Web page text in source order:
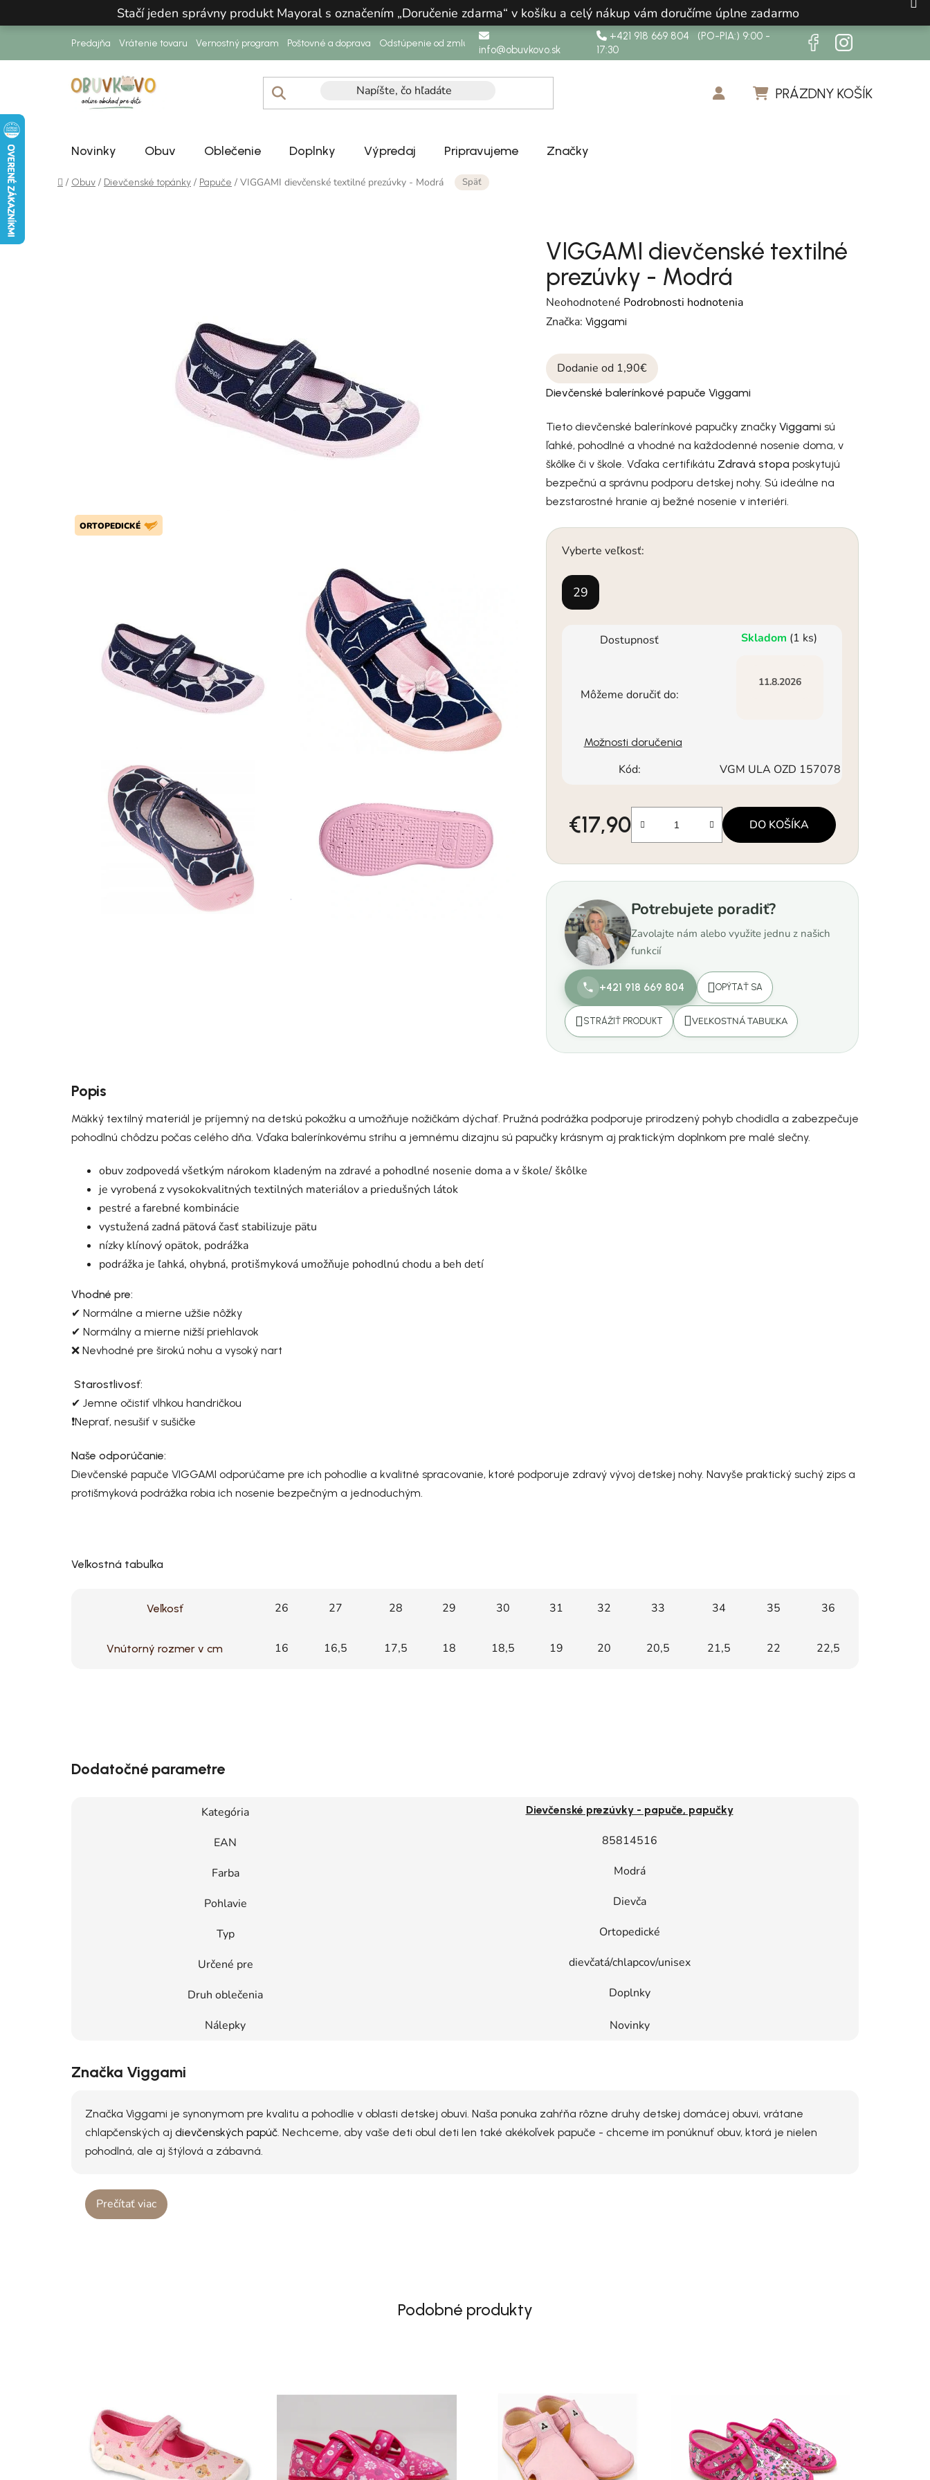
Stačí jeden správny produkt Mayoral s označením „Doručenie zdarma“ v košíku a celý nákup vám doručíme úplne zadarmo
Predajňa Vrátenie tovaru Vernostný program Poštovné a doprava Odstúpenie od zmluvy info@obuvkovo.sk
+421 918 669 804 (PO-PIA:) 9:00 -
17:30
PRÁZDNY KOŠÍK
Novinky Obuv Oblečenie Doplnky Výpredaj Pripravujeme Značky
Domov
/ Obuv / Dievčenské topánky / Papuče / VIGGAMI dievčenské textilné prezúvky - Modrá Späť
VIGGAMI dievčenské textilné
prezúvky - Modrá
Priemerné hodnotenie produktu je 0,0 z 5 hviezdičiek.
Neohodnotené Podrobnosti hodnotenia
Značka:Viggami
Dodanie od 1,90€
Dievčenské balerínkové papuče Viggami
Tieto dievčenské balerínkové papučky značkyViggami sú
ľahké, pohodlné a vhodné na každodenné nosenie doma, v
škôlke či v škole. Vďaka certifikátu Zdravá stopa poskytujú
bezpečnú a správnu podporu detskej nohy. Sú ideálne na
bezstarostné hranie aj bežné nosenie v interiéri.
Vyberte veľkosť:
29
Dostupnosť Skladom (1 ks)
Môžeme doručiť do:
11.8.2026
Možnosti doručenia
Kód: VGM ULA OZD 157078
€17,90
Jednotková cena:
DO KOŠÍKA
Potrebujete poradiť?
Zavolajte nám alebo využite jednu z našich
funkcií
+421 918 669 804 OPÝTAŤ SA
STRÁŽIŤ PRODUKT VEĽKOSTNÁ TABUĽKA
ORTOPEDICKÉ
Popis
Mäkký textilný materiál je príjemný na detskú pokožku a umožňuje nožičkám dýchať. Pružná podrážka podporuje prirodzený pohyb chodidla a zabezpečuje
pohodlnú chôdzu počas celého dňa. Vďaka balerínkovému strihu a jemnému dizajnu sú papučky krásnym aj praktickým doplnkom pre malé slečny.
obuv zodpovedá všetkým nárokom kladeným na zdravé a pohodlné nosenie doma a v škole/ škôlke
je vyrobená z vysokokvalitných textilných materiálov a priedušných látok
pestré a farebné kombinácie
vystužená zadná pätová časť stabilizuje pätu
nízky klínový opätok, podrážka
podrážka je ľahká, ohybná, protišmyková umožňuje pohodlnú chodu a beh detí
Vhodné pre:
✔ Normálne a mierne užšie nôžky
✔ Normálny a mierne nižší priehlavok
❌ Nevhodné pre širokú nohu a vysoký nart
Starostlivosť:
✔ Jemne očistiť vlhkou handričkou
❗Neprať, nesušiť v sušičke
Naše odporúčanie:
Dievčenské papuče VIGGAMI odporúčame pre ich pohodlie a kvalitné spracovanie, ktoré podporuje zdravý vývoj detskej nohy. Navyše praktický suchý zips a
protišmyková podrážka robia ich nosenie bezpečným a jednoduchým.
Veľkostná tabuľka
Veľkosť 26 27 28 29 30 31 32 33 34 35 36
Vnútorný rozmer v cm 16 16,5 17,5 18 18,5 19 20 20,5 21,5 22 22,5
Dodatočné parametre
Kategória Dievčenské prezúvky - papuče, papučky
EAN 85814516
Farba Modrá
Pohlavie Dievča
Typ Ortopedické
Určené pre dievčatá/chlapcov/unisex
Druh oblečenia Doplnky
Nálepky Novinky
Značka Viggami
Značka Viggami je synonymom pre kvalitu a pohodlie v oblasti detskej obuvi. Naša ponuka zahŕňa rôzne druhy detskej domácej obuvi, vrátane
chlapčenských aj dievčenských papúč . Nechceme, aby vaše deti obul deti len také akékoľvek papuče - chceme im ponúknuť obuv, ktorá je nielen
pohodlná, ale aj štýlová a zábavná.
Prečítať viac
Podobné produkty